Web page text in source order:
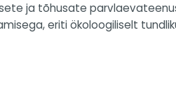
ja tõhusate
eriti ökoloogiliselt